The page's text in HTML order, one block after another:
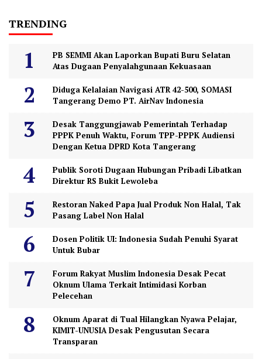
TRENDING
PB SEMMI Akan Laporkan Bupati Buru Selatan
Atas Dugaan Penyalahgunaan Kekuasaan
Diduga Kelalaian Navigasi ATR 42-500, SOMASI
Tangerang Demo PT. AirNav Indonesia
Desak Tanggungjawab Pemerintah Terhadap
PPPK Penuh Waktu, Forum TPP-PPPK Audiensi
Dengan Ketua DPRD Kota Tangerang
Publik Soroti Dugaan Hubungan Pribadi Libatkan
Direktur RS Bukit Lewoleba
Restoran Naked Papa Jual Produk Non Halal, Tak
Pasang Label Non Halal
Dosen Politik UI: Indonesia Sudah Penuhi Syarat
Untuk Bubar
Forum Rakyat Muslim Indonesia Desak Pecat
Oknum Ulama Terkait Intimidasi Korban
Pelecehan
Oknum Aparat di Tual Hilangkan Nyawa Pelajar,
KIMIT-UNUSIA Desak Pengusutan Secara
Transparan